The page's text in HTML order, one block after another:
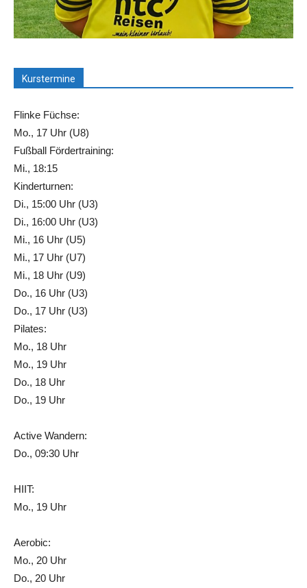
Kurstermine
Flinke Füchse:
Mo., 17 Uhr (U8)
Fußball Fördertraining:
Mi., 18:15
Kinderturnen:
Di., 15:00 Uhr (U3)
Di., 16:00 Uhr (U3)
Mi., 16 Uhr (U5)
Mi., 17 Uhr (U7)
Mi., 18 Uhr (U9)
Do., 16 Uhr (U3)
Do., 17 Uhr (U3)
Pilates:
Mo., 18 Uhr
Mo., 19 Uhr
Do., 18 Uhr
Do., 19 Uhr
Active Wandern:
Do., 09:30 Uhr
HIIT:
Mo., 19 Uhr
Aerobic:
Mo., 20 Uhr
Do., 20 Uhr